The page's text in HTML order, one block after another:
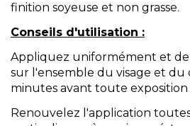
finition soyeuse et non grasse.
Conseils d'utilisation :
Appliquez uniformément et
sur l'ensemble du visage et du
minutes avant toute exposition
Renouvelez l'application